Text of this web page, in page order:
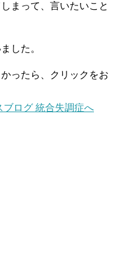
まって、言いたいこと
した。
ったら、クリックをお